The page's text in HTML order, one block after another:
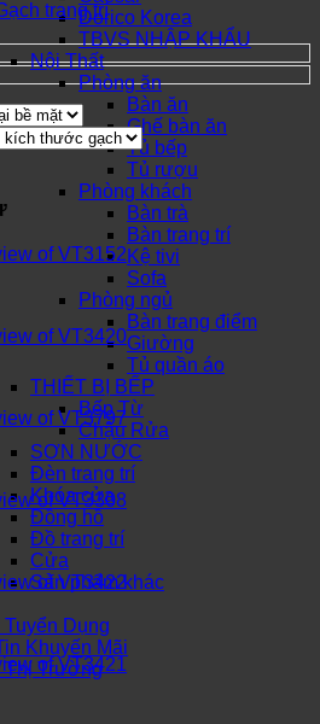
Dorico Korea
TBVS NHẬP KHẨU
Nội Thất
Phòng ăn
Bàn ăn
Ghế bàn ăn
Tủ bếp
Tủ rượu
Phòng khách
Bàn trà
Bàn trang trí
Kệ tivi
Sofa
Phòng ngủ
Bàn trang điểm
Giường
Tủ quần áo
THIẾT BỊ BẾP
Bếp Từ
Chậu Rửa
SƠN NƯỚC
Đèn trang trí
Khóa cửa
Đồng hồ
Đồ trang trí
Cửa
Sản phẩm khác
Dụng
Khuyến Mãi
Thị Trường
trang trí